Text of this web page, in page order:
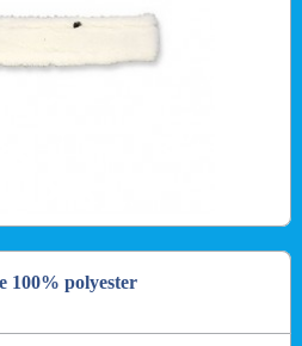
100% polyester